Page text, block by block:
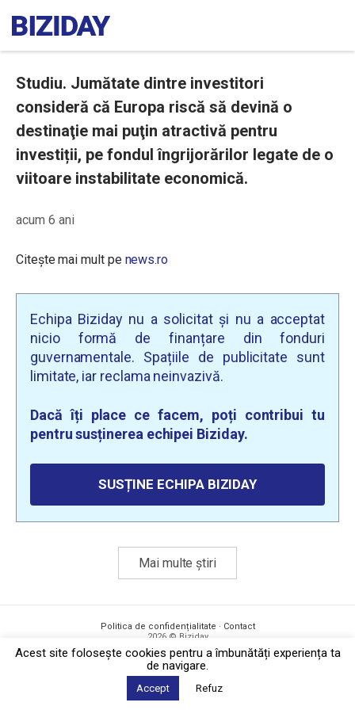
Studiu. Jumătate dintre investitori
consideră că Europa riscă să devină o
destinaţie mai puţin atractivă pentru
investiții, pe fondul îngrijorărilor legate de o
viitoare instabilitate economică.
acum 6 ani
Citește mai mult pe news.ro
Echipa Biziday nu a solicitat și nu a acceptat
nicio formă de finanțare din fonduri
guvernamentale. Spațiile de publicitate sunt
limitate, iar reclama neinvazivă.
Dacă îți place ce facem, poți contribui tu
pentru susținerea echipei Biziday.
SUSȚINE ECHIPA BIZIDAY
Mai multe știri
Politica de confidențialitate · Contact
2026 © Biziday
Acest site foloseşte cookies pentru a îmbunătăți experiența ta
de navigare.
Accept Refuz